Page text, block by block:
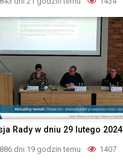
Rady w dniu 29 lutego 2024
886 dni 19 godzin temu 1407